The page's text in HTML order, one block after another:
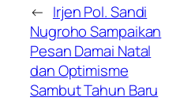
← Irjen Pol. Sandi
Nugroho Sampaikan
Pesan Damai Natal
dan Optimisme
Sambut Tahun Baru